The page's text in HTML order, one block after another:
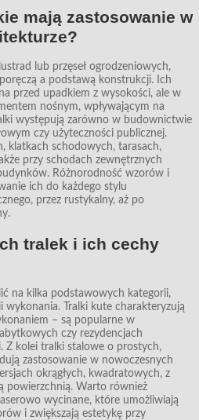
mają zastosowanie w
lub przęseł ogrodzeniowych,
a podstawą konstrukcji. Ich
przed upadkiem z wysokości, ale w
nośnym, wpływającym na
występują zarówno w budownictwie
czy użyteczności publicznej.
klatkach schodowych, tarasach,
przy schodach zewnętrznych
Różnorodność wzorów i
ich do każdego stylu
przez rustykalny, aż po
tralek i ich cechy
na kilka podstawowych kategorii,
Tralki kute charakteryzują
– są popularne w
czy rezydencjach
Z kolei tralki stalowe o prostych,
zastosowanie w nowoczesnych
okrągłych, kwadratowych, z
powierzchnią. Warto również
wycinane, które umożliwiają
i zwiększają estetykę przy